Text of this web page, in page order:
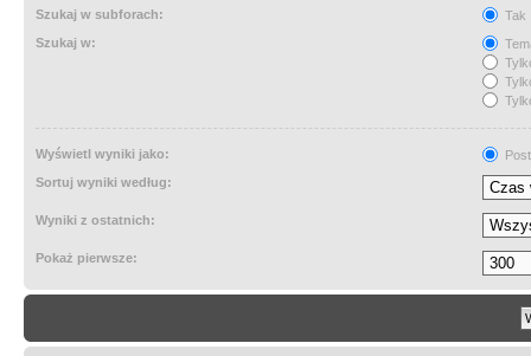
Szukaj w subforach:
Tak
Szukaj w:
Wyświetl wyniki jako:
Sortuj wyniki według:
Wyniki z ostatnich:
Pokaż pierwsze: